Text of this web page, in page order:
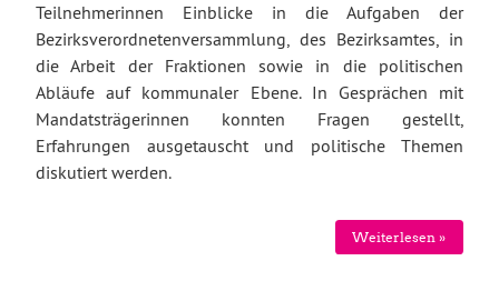
Teilnehmerinnen Einblicke in die Aufgaben der
Bezirksverordnetenversammlung, des Bezirksamtes, in
die Arbeit der Fraktionen sowie in die politischen
Abläufe auf kommunaler Ebene. In Gesprächen mit
Mandatsträgerinnen konnten Fragen gestellt,
Erfahrungen ausgetauscht und politische Themen
diskutiert werden.
Weiterlesen »